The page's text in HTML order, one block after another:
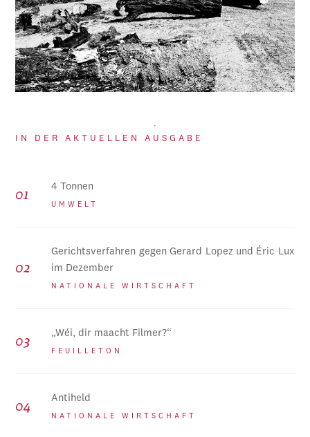
IN DER AKTUELLEN AUSGABE
4 Tonnen
UMWELT
Gerichtsverfahren gegen Gerard Lopez und Éric Lux
im Dezember
NATIONALE WIRTSCHAFT
„Wéi, dir maacht Filmer?“
FEUILLETON
Antiheld
NATIONALE WIRTSCHAFT